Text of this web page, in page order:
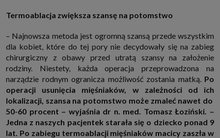
momencie.
przetwarzania, czyli w przypadku udzielenia zgody do momentu jej
cofnięcia, ograniczenia lub innych działań z Twojej strony ograniczających
tę zgodę, w przypadku niezbędności danych do wykonania umowy, przez
czas jej wykonywania i ewentualnie okres przedawnienia roszczeń z niej
(zwykle nie więcej niż 3 lata, a maksymalnie 10 lat), a w przypadku, gdy
podstawą przetwarzania danych jest uzasadniony interes administratora,
do czasu zgłoszenia przez Ciebie skutecznego sprzeciwu.
Przekazywanie danych
Administratorzy danych mogą powierzać Twoje dane podwykonawcom IT,
księgowym, agencjom marketingowym etc. Zrobią to jedynie na
podstawie umowy o powierzenie przetwarzania danych zobowiązującej
taki podmiot do odpowiedniego zabezpieczenia danych i niekorzystania z
nich do własnych celów.
Termoablacja zwiększa szansę na potomstwo
– Najnowsza metoda jest ogromną szansą przede wszystkim
dla kobiet, które do tej pory nie decydowały się na zabieg
chirurgiczny z obawy przed utratą szansy na założenie
rodziny. Niestety, każda operacja przeprowadzona na
narządzie rodnym ogranicza możliwość zostania matką. Po
operacji usunięcia mięśniaków, w zależności od ich
lokalizacji, szansa na potomstwo może zmaleć nawet do
50-60 procent – wyjaśnia dr n. med. Tomasz Łoziński. –
Jedna z naszych pacjentek starała się o dziecko ponad 9
lat. Po zabiegu termoablacji mięśniaków macicy zaszła w